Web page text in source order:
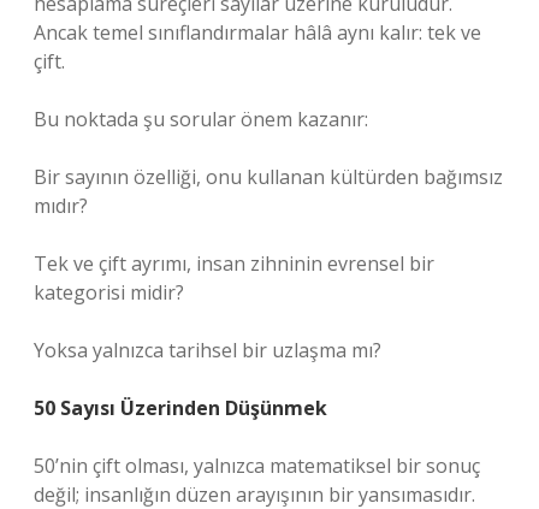
Ancak temel sınıflandırmalar hâlâ aynı kalır: tek ve
çift.
Bu noktada şu sorular önem kazanır:
Bir sayının özelliği, onu kullanan kültürden bağımsız
mıdır?
Tek ve çift ayrımı, insan zihninin evrensel bir
kategorisi midir?
Yoksa yalnızca tarihsel bir uzlaşma mı?
50 Sayısı Üzerinden Düşünmek
50’nin çift olması, yalnızca matematiksel bir sonuç
değil; insanlığın düzen arayışının bir yansımasıdır.